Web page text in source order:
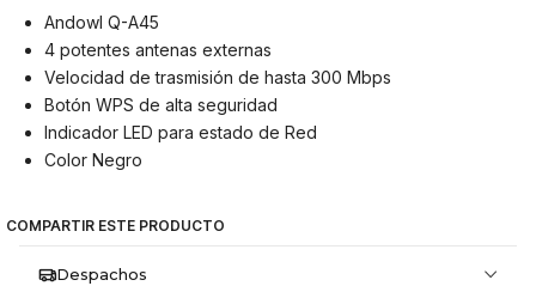
Andowl Q-A45
4 potentes antenas externas
Velocidad de trasmisión de hasta 300 Mbps
Botón WPS de alta seguridad
Indicador LED para estado de Red
Color Negro
COMPARTIR ESTE PRODUCTO
Despachos